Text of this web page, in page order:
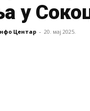
у
Центар - 20. мај 2025.